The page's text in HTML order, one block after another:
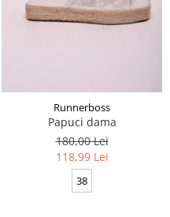
Runnerboss
Papuci dama
180,00 Lei
118,99 Lei
38